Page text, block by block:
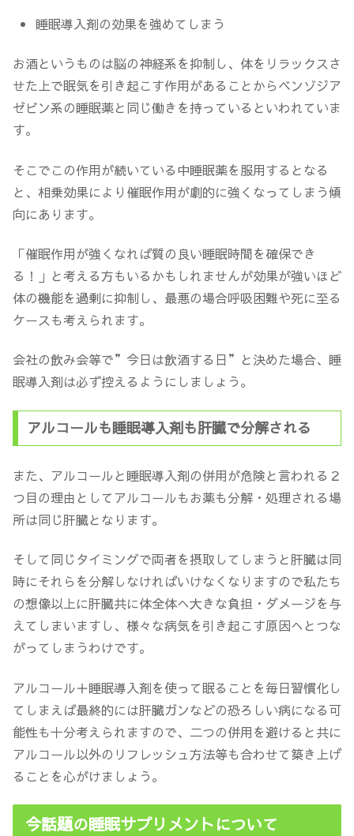
睡眠導入剤の効果を強めてしまう
お酒というものは脳の神経系を抑制し、体をリラックスさ
せた上で眠気を引き起こす作用があることからベンゾジア
ゼビン系の睡眠薬と同じ働きを持っているといわれていま
す。
そこでこの作用が続いている中睡眠薬を服用するとなる
と、相乗効果により催眠作用が劇的に強くなってしまう傾
向にあります。
「催眠作用が強くなれば質の良い睡眠時間を確保でき
る！」と考える方もいるかもしれませんが効果が強いほど
体の機能を過剰に抑制し、最悪の場合呼吸困難や死に至る
ケースも考えられます。
会社の飲み会等で”今日は飲酒する日”と決めた場合、睡
眠導入剤は必ず控えるようにしましょう。
アルコールも睡眠導入剤も肝臓で分解される
また、アルコールと睡眠導入剤の併用が危険と言われる２
つ目の理由としてアルコールもお薬も分解・処理される場
所は同じ肝臓となります。
そして同じタイミングで両者を摂取してしまうと肝臓は同
時にそれらを分解しなければいけなくなりますので私たち
の想像以上に肝臓共に体全体へ大きな負担・ダメージを与
えてしまいますし、様々な病気を引き起こす原因へとつな
がってしまうわけです。
アルコール＋睡眠導入剤を使って眠ることを毎日習慣化し
てしまえば最終的には肝臓ガンなどの恐ろしい病になる可
能性も十分考えられますので、二つの併用を避けると共に
アルコール以外のリフレッシュ方法等も合わせて築き上げ
ることを心がけましょう。
今話題の睡眠サプリメントについて